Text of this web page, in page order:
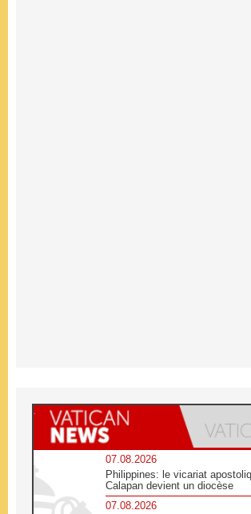
07.08.2026
Philippines: le vicariat
Calapan devient un diocèse
07.08.2026